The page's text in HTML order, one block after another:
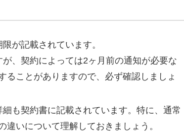
が記載されています。
、契約によっては2ヶ月前の通知が必要な
ことがありますので、必ず確認しましょ
も契約書に記載されています。特に、通常
いについて理解しておきましょう。